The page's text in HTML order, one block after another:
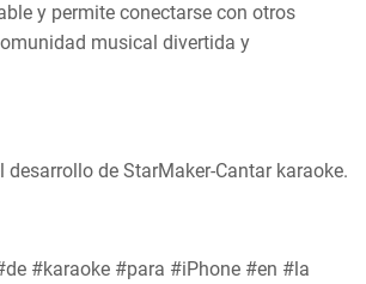
y permite conectarse con otros
musical divertida y
de StarMaker-Cantar karaoke.
#karaoke #para #iPhone #en #la